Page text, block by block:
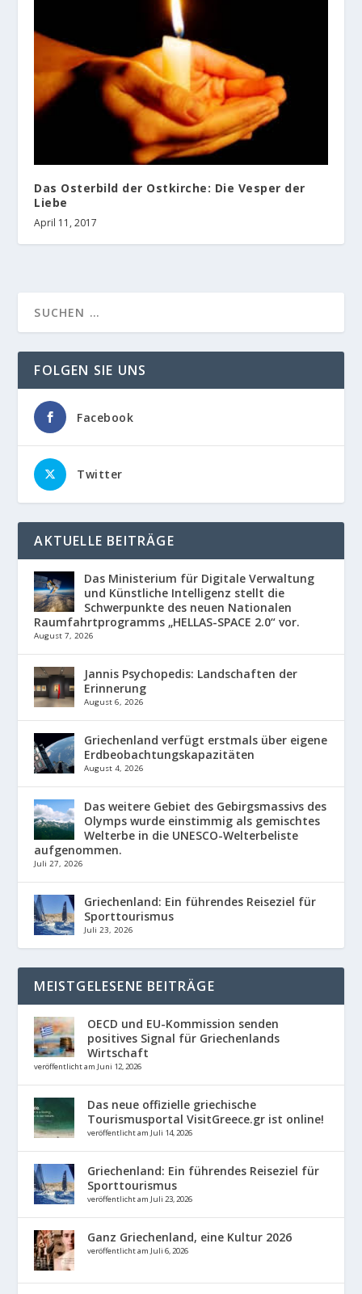
Das Osterbild der Ostkirche: Die Vesper der
Liebe
April 11, 2017
FOLGEN SIE UNS
Facebook
Twitter
AKTUELLE BEITRÄGE
Das Ministerium für Digitale Verwaltung
und Künstliche Intelligenz stellt die
Schwerpunkte des neuen Nationalen
Raumfahrtprogramms „HELLAS-SPACE 2.0“ vor.
August 7, 2026
Jannis Psychopedis: Landschaften der
Erinnerung
August 6, 2026
Griechenland verfügt erstmals über eigene
Erdbeobachtungskapazitäten
August 4, 2026
Das weitere Gebiet des Gebirgsmassivs des
Olymps wurde einstimmig als gemischtes
Welterbe in die UNESCO-Welterbeliste
aufgenommen.
Juli 27, 2026
Griechenland: Ein führendes Reiseziel für
Sporttourismus
Juli 23, 2026
MEISTGELESENE BEITRÄGE
OECD und EU-Kommission senden
positives Signal für Griechenlands
Wirtschaft
veröffentlicht am Juni 12, 2026
Das neue offizielle griechische
Tourismusportal VisitGreece.gr ist online!
veröffentlicht am Juli 14, 2026
Griechenland: Ein führendes Reiseziel für
Sporttourismus
veröffentlicht am Juli 23, 2026
Ganz Griechenland, eine Kultur 2026
veröffentlicht am Juli 6, 2026